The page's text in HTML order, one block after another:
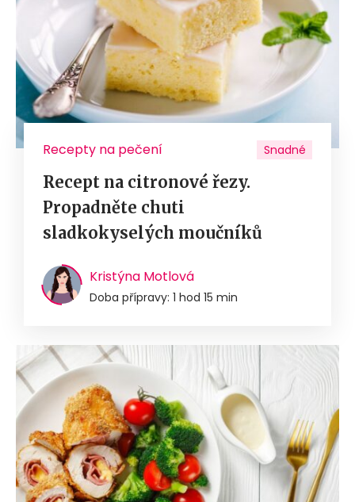
Recepty na pečení Snadné
Recept na citronové řezy.
Propadněte chuti
sladkokyselých moučníků
Kristýna Motlová
Doba přípravy: 1 hod 15 min